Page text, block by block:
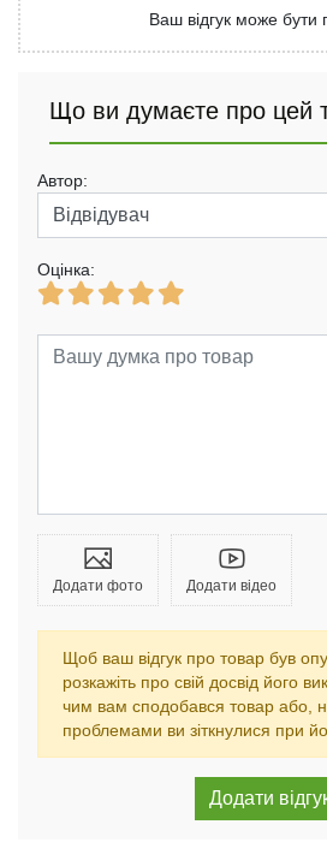
Ваш відгук може бути
Що ви думаєте про цей
Автор:
Оцінка:
Додати фото Додати відео
Щоб ваш відгук про товар був
розкажіть про свій досвід його
чим вам сподобався товар або,
проблемами ви зіткнулися при